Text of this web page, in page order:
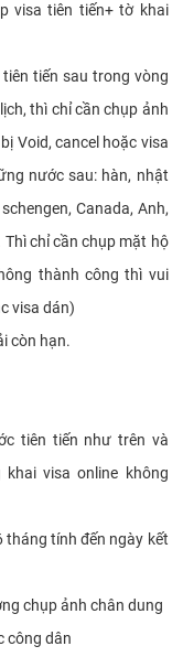
visa tiên tiến+ tờ khai
tiến sau trong vòng
thì chỉ cần chụp ảnh
Void, cancel hoặc visa
nước sau: hàn, nhật
Canada, Anh,
chỉ cần chụp mặt hộ
thành công thì vui
visa dán)
còn hạn.
tiên tiến như trên và
visa online không
tháng tính đến ngày kết
chụp ảnh chân dung
công dân